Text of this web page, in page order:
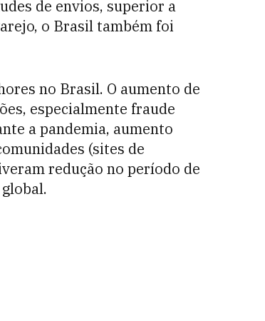
de envios, superior a
o Brasil também foi
no Brasil. O aumento de
especialmente fraude
a pandemia, aumento
(sites de
redução no período de